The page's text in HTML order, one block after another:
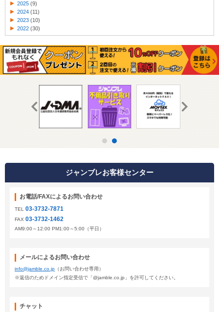
2025 (9)
2024 (11)
2023 (10)
2022 (30)
ジャンブレお客様センター
お電話/FAXによるお問い合わせ
TEL 03-3732-7871
FAX 03-3732-1462
AM9:00～12:00 PM1:00～5:00（平日）
メールによるお問い合わせ
info@jamble.co.jp （お問い合わせ専用）
※返信のためドメイン指定受信で「@jamble.co.jp」を許可してください。
チャット